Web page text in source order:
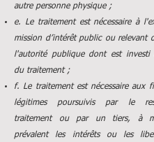
autre personne physique ;
e. Le traitement est nécessaire à
mission d’intérêt public ou relevant
l'autorité publique dont est investi
du traitement ;
f. Le traitement est nécessaire aux
légitimes poursuivis par le
traitement ou par un tiers, à
prévalent les intérêts ou les